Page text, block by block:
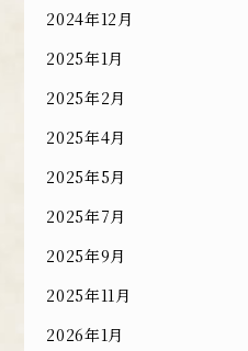
2024年12月
2025年1月
2025年2月
2025年4月
2025年5月
2025年7月
2025年9月
2025年11月
2026年1月